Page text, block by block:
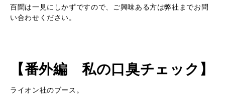
百聞は一見にしかずですので、ご興味ある方は弊社までお問
い合わせください。
【番外編 私の口臭チェック】
ライオン社のブース。